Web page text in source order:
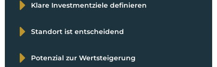
Klare Investmentziele definieren
Standort ist entscheidend
Potenzial zur Wertsteigerung